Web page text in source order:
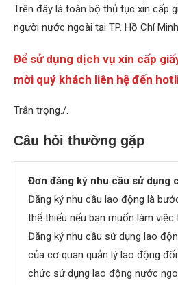
Trên đây là toàn bộ thủ tục xin cấp
người nước ngoài tại TP. Hồ Chí
Để sử dụng dịch vụ xin cấp
mời quý khách liên hệ đến
Trân trọng./.
Câu hỏi thường gặp
Đơn đăng ký nhu cầu sử dụng
Đăng ký nhu cầu lao động là
thể thiếu nếu bạn muốn làm việc
Đăng ký nhu cầu sử dụng lao
của cơ quan quản lý lao động
chức sử dụng lao động nước